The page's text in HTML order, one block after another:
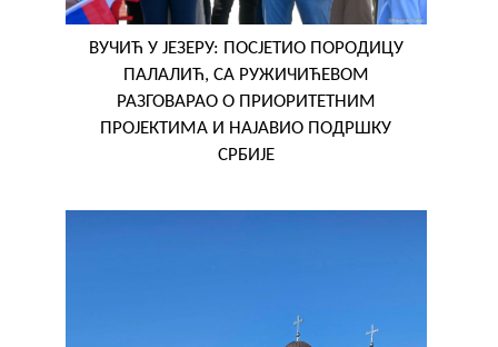
ВУЧИЋ У ЈЕЗЕРУ: ПОСЈЕТИО ПОРОДИЦУ
ПАЛАЛИЋ, СА РУЖИЧИЋЕВОМ
РАЗГОВАРАО О ПРИОРИТЕТНИМ
ПРОЈЕКТИМА И НАЈАВИО ПОДРШКУ
СРБИЈЕ